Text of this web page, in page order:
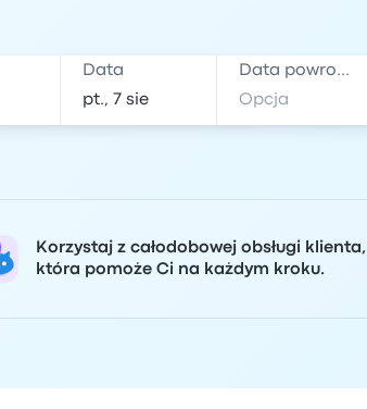
Data Data powrotu
Korzystaj z całodobowej obsługi klienta,
która pomoże Ci na każdym kroku.